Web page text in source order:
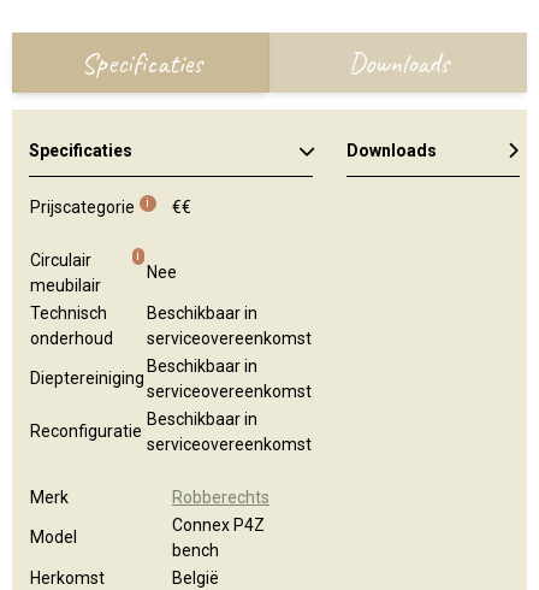
Specificaties Downloads
Specificaties
Prijscategorie i €€
Circulair
meubilair
i
Nee
Technisch
onderhoud
Beschikbaar in
serviceovereenkomst
Dieptereiniging
Beschikbaar in
serviceovereenkomst
Reconfiguratie
Beschikbaar in
serviceovereenkomst
Merk Robberechts
Model
Connex P4Z
bench
Herkomst
België
Downloads